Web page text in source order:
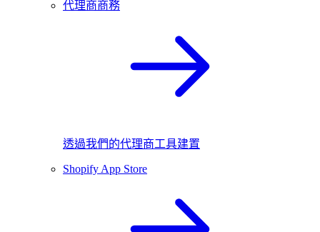
代理商商務
透過我們的代理商工具建置
Shopify App Store